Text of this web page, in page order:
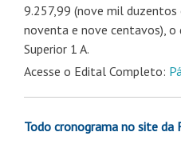
9.257,99 (nove mil duzentos
noventa e nove centavos), o
Superior 1 A.
Acesse o Edital Completo:
Todo cronograma no site da